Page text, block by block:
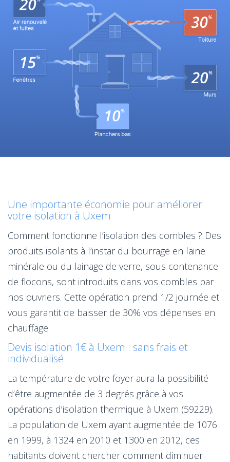
Une importante économie pour améliorer
votre isolation à Uxem
Comment fonctionne l’isolation des combles ? Des
produits isolants à l’instar du bourrage en laine
minérale ou du lainage de verre, sous contenance
de flocons, sont introduits dans vos combles par
nos ouvriers. Cette opération prend 1/2 journée et
vous garantit de baisser de 30% vos dépenses en
chauffage.
Devis isolation 1€ à Uxem : sans frais et
individualisé
La température de votre foyer aura la possibilité
d’être augmentée de 3 degrés grâce à vos
opérations d’isolation thermique à Uxem (59229).
La population de Uxem ayant augmentée de 1076
en 1999, à 1324 en 2010 et 1300 en 2012, ces
habitants doivent chercher comment diminuer